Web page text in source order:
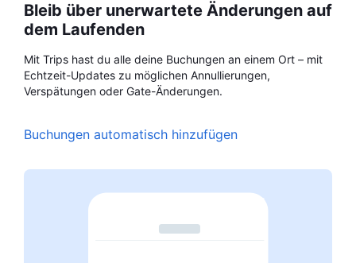
Bleib über unerwartete Änderungen auf
dem Laufenden
Mit Trips hast du alle deine Buchungen an einem Ort – mit
Echtzeit-Updates zu möglichen Annullierungen,
Verspätungen oder Gate-Änderungen.
Buchungen automatisch hinzufügen